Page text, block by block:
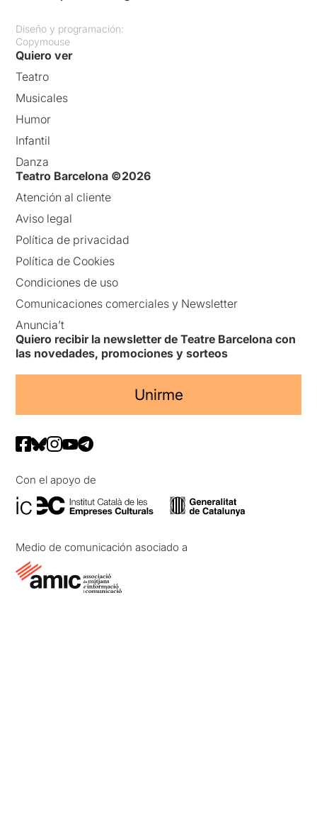
Diseño y programación:
Copymouse
Quiero ver
Teatro
Musicales
Humor
Infantil
Danza
Teatro Barcelona ©2026
Atención al cliente
Aviso legal
Política de privacidad
Política de Cookies
Condiciones de uso
Comunicaciones comerciales y Newsletter
Anuncia’t
Quiero recibir la newsletter de Teatre Barcelona con
las novedades, promociones y sorteos
Unirme
Con el apoyo de
Medio de comunicación asociado a